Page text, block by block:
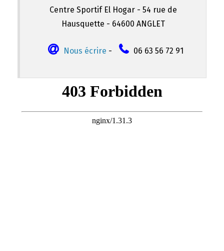
Centre Sportif El Hogar - 54 rue de
Hausquette - 64600 ANGLET
Nous écrire - 06 63 56 72 91